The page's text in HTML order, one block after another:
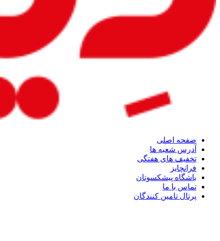
صفحه اصلی
آدرس شعبه ها
تخفیف های هفتگی
فرانچایز
باشگاه پیشکسوتان
تماس با ما
پرتال تامین کنندگان